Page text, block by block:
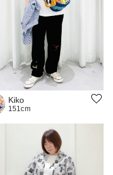
Kiko
151cm